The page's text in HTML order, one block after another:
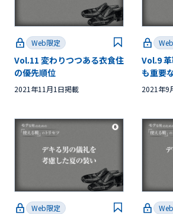
Web限定
Vol.11 変わりつつある衣食住
の優先順位
2021年11月1日掲載
Vol.9
も重要
2021年9
Web限定